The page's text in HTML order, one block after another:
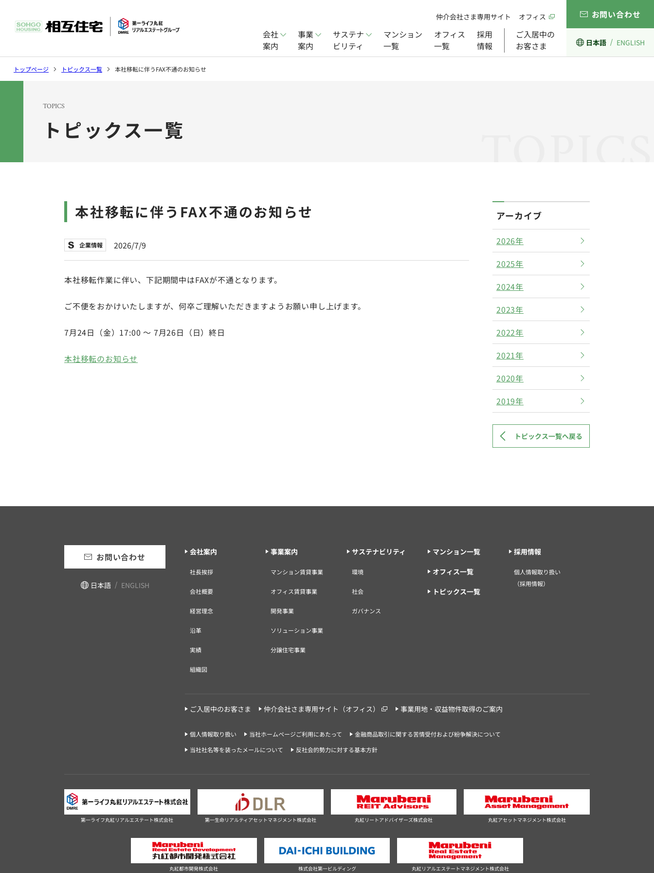
仲介会社さま専用サイト オフィス
お問い合わせ
会社
案内
会社案内トップ
社長挨拶
トピックス一覧
事業
案内
事業案内トップ
マンション賃貸事業
サステナ
ビリティ
サステナビリティ
環境
マンション
一覧
オフィス
一覧
採用
情報
ご入居中の
お客さま
日本語 ENGLISH
トップページ トピックス一覧 本社移転に伴うFAX不通のお知らせ
TOPICS
トピックス一覧
本社移転に伴うFAX不通のお知らせ
企業情報 2026/7/9
本社移転作業に伴い、下記期間中はFAXが不通となります。
ご不便をおかけいたしますが、何卒ご理解いただきますようお願い申し上げます。
7月24日（金）17:00 ～ 7月26日（日）終日
本社移転のお知らせ
アーカイブ
2026年
2025年
2024年
2023年
2022年
2021年
2020年
2019年
トピックス一覧へ戻る
お問い合わせ
日本語 ENGLISH
会社案内
社長挨拶
会社概要
経営理念
沿革
実績
組織図
事業案内
マンション賃貸事業
オフィス賃貸事業
開発事業
ソリューション事業
分譲住宅事業
サステナビリティ
環境
社会
ガバナンス
マンション一覧
オフィス一覧
トピックス一覧
採用情報
個人情報取り扱い
（採用情報）
ご入居中のお客さま 仲介会社さま専用サイト（オフィス） 事業用地・収益物件取得のご案内
個人情報取り扱い 当社ホームページご利用にあたって
金融商品取引に関する苦情受付および紛争解決について
当社社名等を装ったメールについて
反社会的勢力に対する基本方針
第一ライフ丸紅リアルエステート株式会社 第一生命リアルティアセットマネジメント株式会社 丸紅リートアドバイザーズ株式会社 丸紅アセットマネジメント株式会社
丸紅都市開発株式会社 株式会社第一ビルディング 丸紅リアルエステートマネジメント株式会社